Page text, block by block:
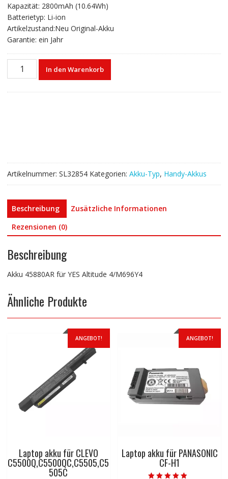
Kapazität: 2800mAh (10.64Wh)
Batterietyp: Li-ion
Artikelzustand:Neu Original-Akku
Garantie: ein Jahr
Akku
45880AR
In den Warenkorb
Artikelnummer: SL32854 Kategorien: Akku-Typ, Handy-Akkus
Beschreibung
Zusätzliche Informationen
Rezensionen (0)
Beschreibung
Akku 45880AR für YES Altitude 4/M696Y4
Ähnliche Produkte
ANGEBOT!
Laptop akku für CLEVO
C5500Q,C5500QC,C5505,C5
505C
ANGEBOT!
Laptop akku für PANASONIC
CF-H1